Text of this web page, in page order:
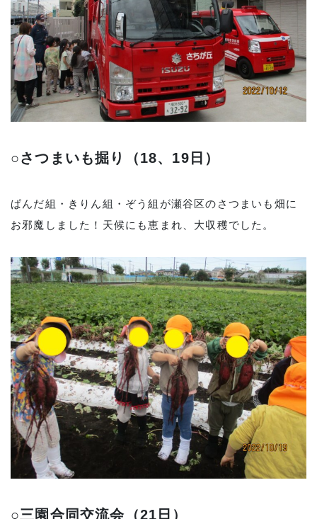
○さつまいも掘り（18、19日）
ぱんだ組・きりん組・ぞう組が瀬谷区のさつまいも畑に
お邪魔しました！天候にも恵まれ、大収穫でした。
○三園合同交流会（21日）